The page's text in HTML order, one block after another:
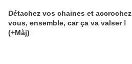
Détachez vos chaines et accrochez
vous, ensemble, car ça va valser !
(+Màj)